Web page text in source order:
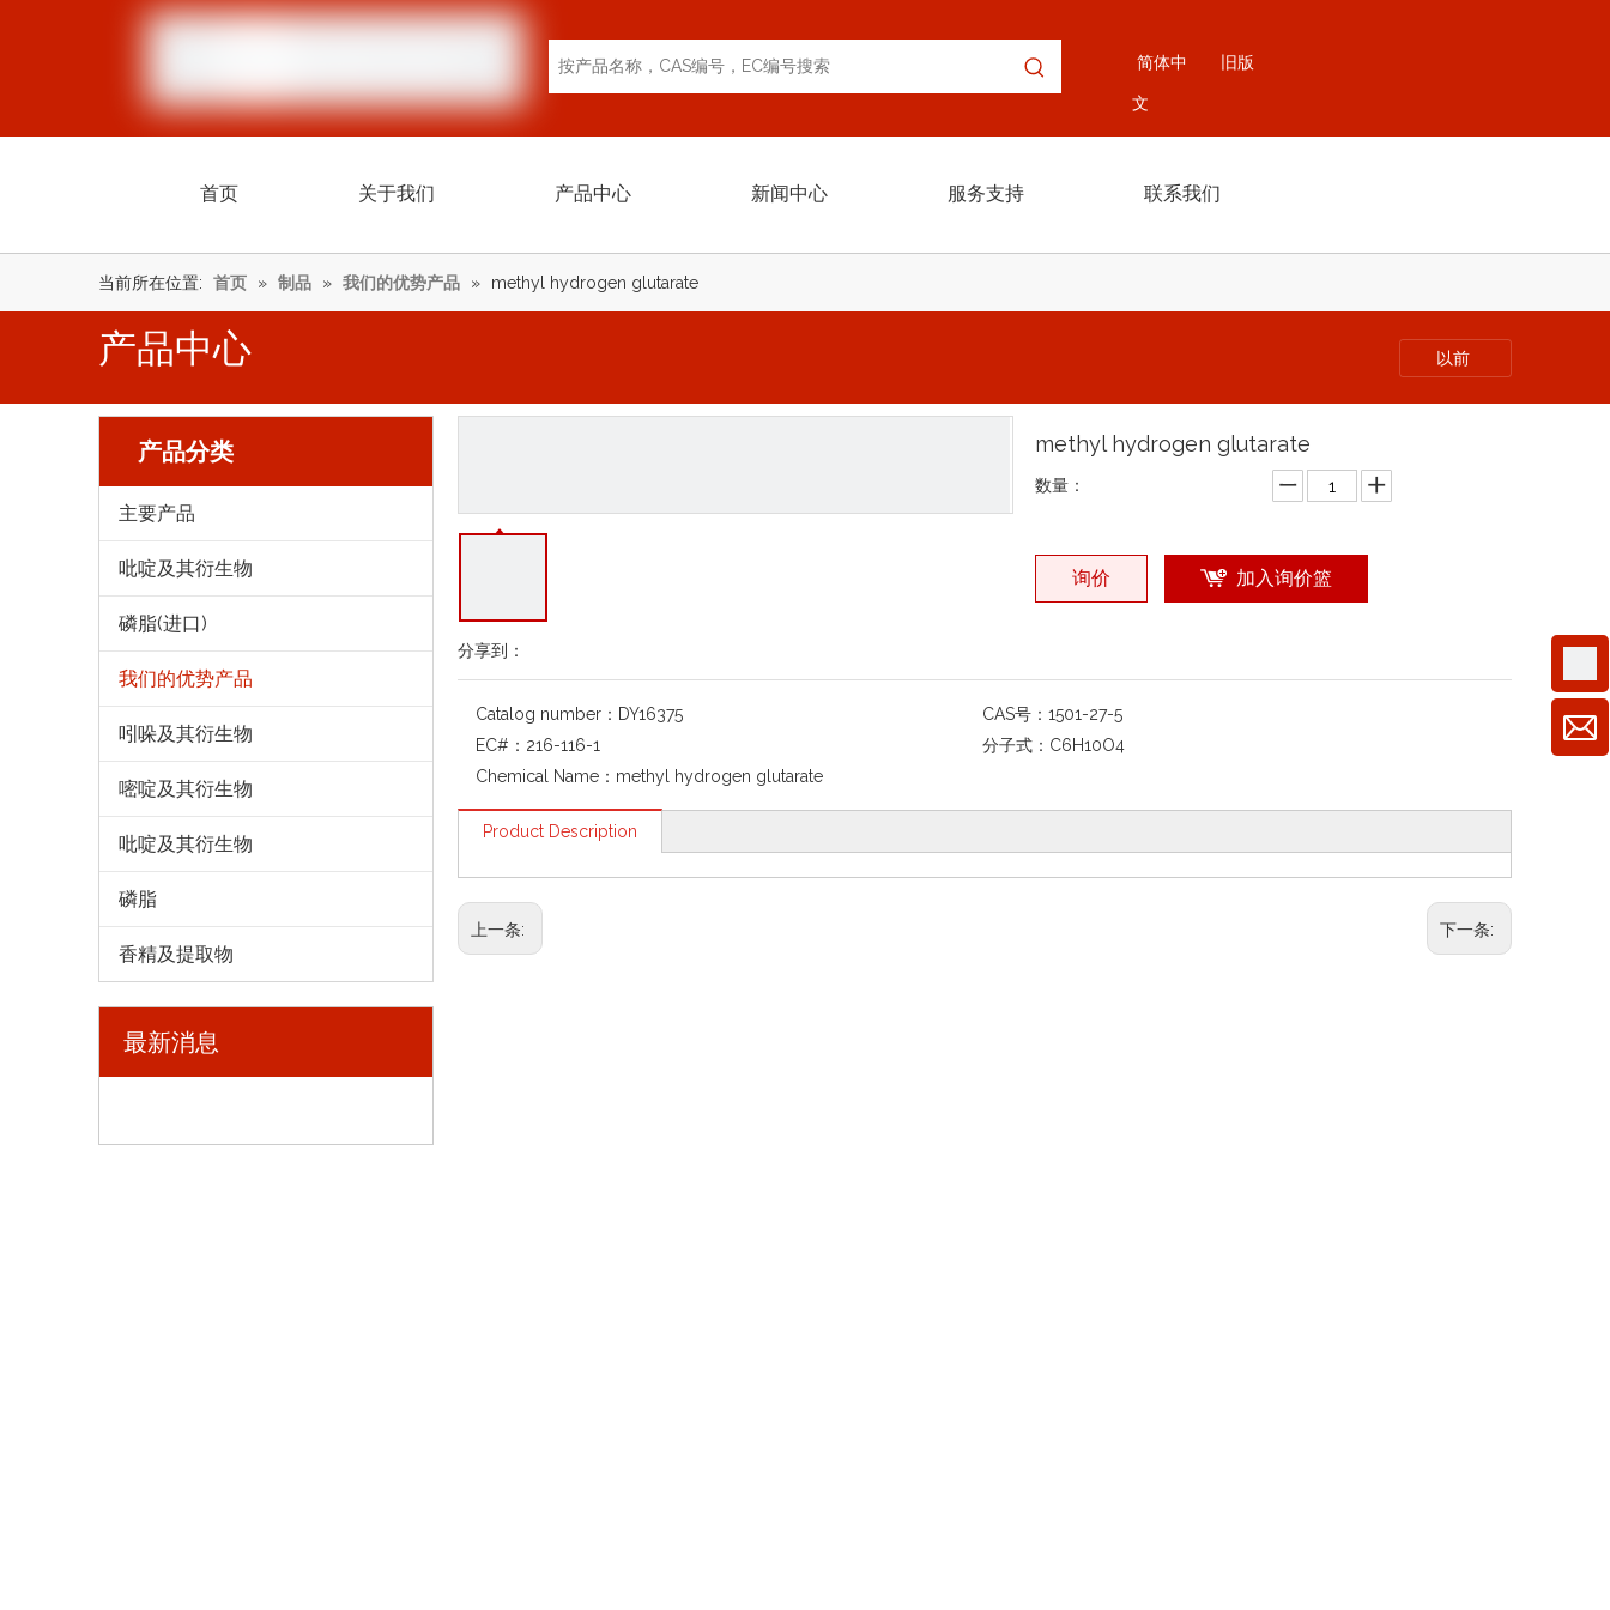
简体中
文
旧版
首页 关于我们 产品中心 新闻中心 服务支持 联系我们
当前所在位置: 首页 » 制品 » 我们的优势产品 » methyl hydrogen glutarate
产品中心 以前
产品分类
主要产品
吡啶及其衍生物
磷脂(进口)
我们的优势产品
吲哚及其衍生物
嘧啶及其衍生物
吡啶及其衍生物
磷脂
香精及提取物
最新消息
分享到：
methyl hydrogen glutarate
数量：
询价 加入询价篮
Catalog number： DY16375 CAS号：1501-27-5
EC#： 216-116-1 分子式： C6H10O4
Chemical Name： methyl hydrogen glutarate
Product Description
上一条: 下一条: